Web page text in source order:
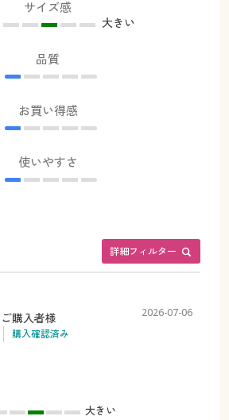
サイズ感
大きい
品質
お買い得感
使いやすさ
詳細フィルター
ご購入者様
購入確認済み
2026-07-06
大きい